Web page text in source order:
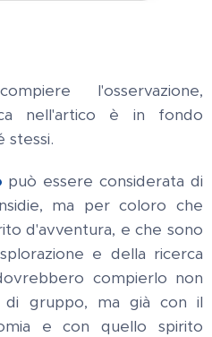
l'osservazione,
nell'artico è in fondo
stessi.
può essere considerata di
ma per coloro che
d'avventura, e che sono
e della ricerca
compierlo non
gruppo, ma già con il
e con quello spirito